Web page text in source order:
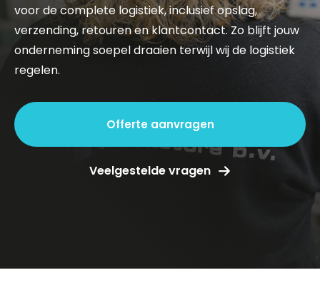
voor de complete logistiek, inclusief opslag,
verzending, retouren en klantcontact. Zo blijft jouw
onderneming soepel draaien terwijl wij de logistiek
regelen.
Offerte aanvragen
Veelgestelde vragen